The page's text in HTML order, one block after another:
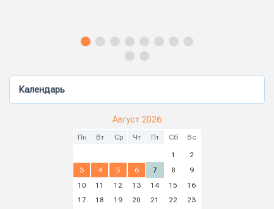
Календарь
Август 2026
Пн Вт Ср Чт Пт Сб Вс
1
2
3
4 5 6 7 8
9
10
11 12 13 14 15
16
17
18 19 20 21 22
23